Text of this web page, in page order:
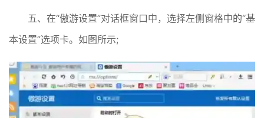
五、在“傲游设置”对话框窗口中，选择左侧窗格中的“基
本设置”选项卡。如图所示;